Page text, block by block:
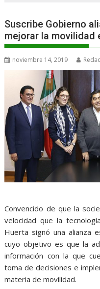
Suscribe Gobierno
mejorar la movilidad
noviembre 14, 2019
Convencido de que la
velocidad que la
Huerta signó una alianza
cuyo objetivo es que la
información con la que
toma de decisiones e
materia de movilidad.